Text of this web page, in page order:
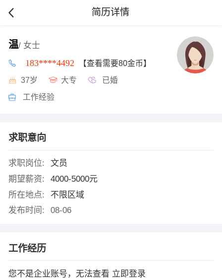
简历详情
温/ 女士
183****4492 【查看需要80金币】
37岁 大专 已婚
工作经验
求职意向
求职岗位:
文员
期望薪资:
4000-5000元
所在地点:
不限区域
发布时间:
08-06
工作经历
您不是企业账号，无法查看 立即登录